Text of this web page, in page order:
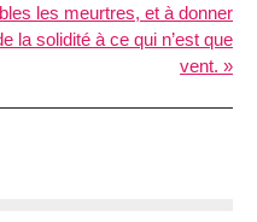
les meurtres, et à donner
la solidité à ce qui n’est que
vent.